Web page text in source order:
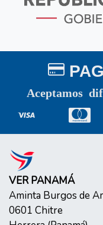
Aceptamos
VER PANAMÁ
Aminta Burgos de
0601 Chitre